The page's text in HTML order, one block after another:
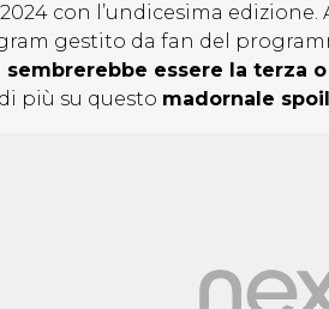
con l’undicesima edizione.
gestito da fan del
sembrerebbe essere la terza
più su questo madornale